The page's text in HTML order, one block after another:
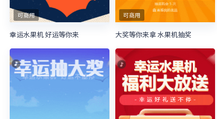
可商用
幸运水果机 好运等你来
可商用
大奖等你来拿 水果机抽奖